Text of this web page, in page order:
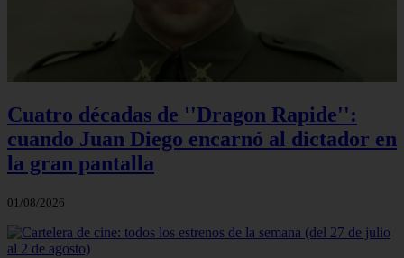
Cuatro décadas de ''Dragon Rapide'':
cuando Juan Diego encarnó al dictador en
la gran pantalla
01/08/2026